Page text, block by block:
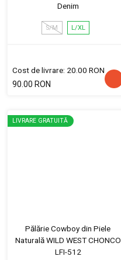
Denim
S/M L/XL
Cost de livrare: 20.00 RON
90.00 RON
LIVRARE GRATUITĂ
Pălărie Cowboy din Piele
Naturală WILD WEST CHONCO
LFI-512